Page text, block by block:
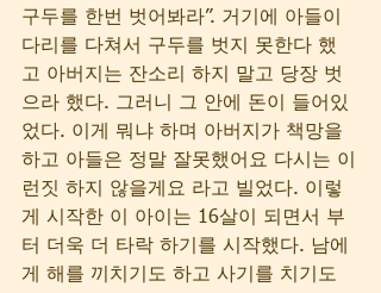
구두를 한번 벗어봐라”. 거기에 아들이
다리를 다쳐서 구두를 벗지 못한다 했
고 아버지는 잔소리 하지 말고 당장 벗
으라 했다. 그러니 그 안에 돈이 들어있
었다. 이게 뭐냐 하며 아버지가 책망을
하고 아들은 정말 잘못했어요 다시는 이
런짓 하지 않을게요 라고 빌었다. 이렇
게 시작한 이 아이는 16살이 되면서 부
터 더욱 더 타락 하기를 시작했다. 남에
게 해를 끼치기도 하고 사기를 치기도